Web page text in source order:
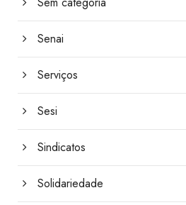
Senai
Serviços
Sesi
Sindicatos
Solidariedade